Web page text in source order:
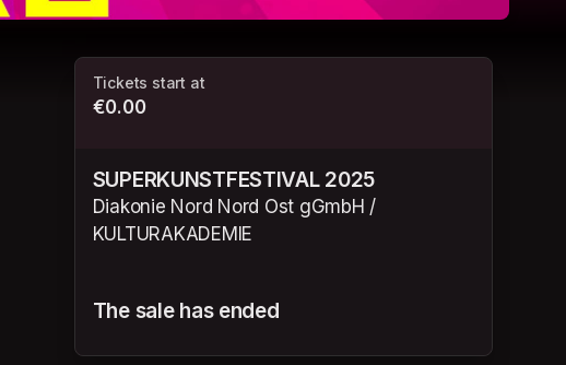
Tickets start at
€0.00
SUPERKUNSTFESTIVAL 2025
Diakonie Nord Nord Ost gGmbH /
KULTURAKADEMIE
The sale has ended